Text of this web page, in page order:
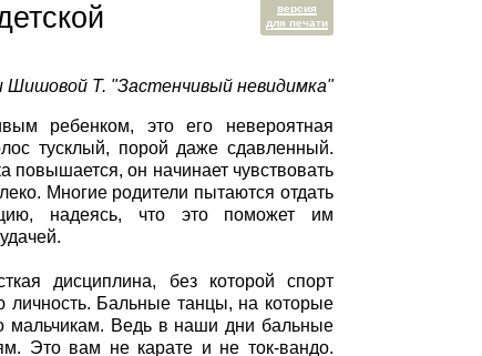
версия
для печати
Шишовой Т. "Застенчивый невидимка"
ребенком, это его невероятная
тусклый, порой даже сдавленный.
повышается, он начинает чувствовать
Многие родители пытаются отдать
надеясь, что это поможет им
дисциплина, без которой спорт
личность. Бальные танцы, на которые
мальчикам. Ведь в наши дни бальные
Это вам не карате и не ток-вандо.